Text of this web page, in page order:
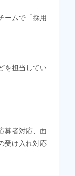
ームで「採用
を担当してい
募者対応、面
受け入れ対応